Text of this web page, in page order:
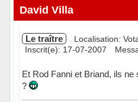
Hors ligne
David Villa
Le traître
Localisation:
Inscrit(e): 17-07-2007
Et Rod Fanni et Briand, ils
?